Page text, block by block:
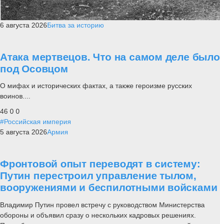
6 августа 2026Битва за историю
Атака мертвецов. Что на самом деле было
под Осовцом
О мифах и исторических фактах, а также героизме русских
воинов....
46 0 0
#Российская империя
5 августа 2026Армия
Фронтовой опыт переводят в систему:
Путин перестроил управление тылом,
вооружениями и беспилотными войсками
Владимир Путин провел встречу с руководством Министерства
обороны и объявил сразу о нескольких кадровых решениях.